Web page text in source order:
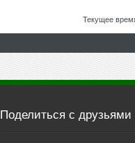
Текущее
Поделиться с друзьями